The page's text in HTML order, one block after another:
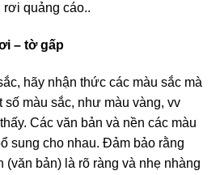
rơi quảng cáo..
– tờ gấp
hãy nhận thức các màu sắc mà
số màu sắc, như màu vàng, vv
Các văn bản và nền các màu
sung cho nhau. Đảm bảo rằng
(văn bản) là rõ ràng và nhẹ nhàng